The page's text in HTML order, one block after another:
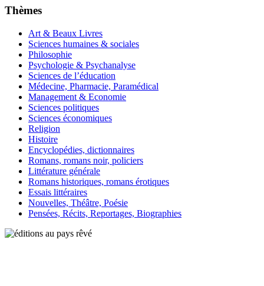
Thèmes
Art & Beaux Livres
Sciences humaines & sociales
Philosophie
Psychologie & Psychanalyse
Sciences de l’éducation
Médecine, Pharmacie, Paramédical
Management & Economie
Sciences politiques
Sciences économiques
Religion
Histoire
Encyclopédies, dictionnaires
Romans, romans noir, policiers
Littérature générale
Romans historiques, romans érotiques
Essais littéraires
Nouvelles, Théâtre, Poésie
Pensées, Récits, Reportages, Biographies